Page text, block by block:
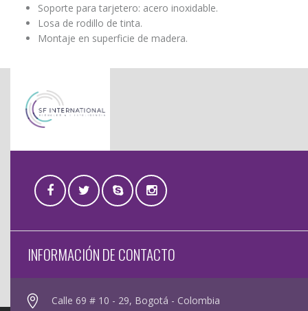
Soporte para tarjetero: acero inoxidable.
Losa de rodillo de tinta.
Montaje en superficie de madera.
INFORMACIÓN DE CONTACTO
Calle 69 # 10 - 29, Bogotá - Colombia